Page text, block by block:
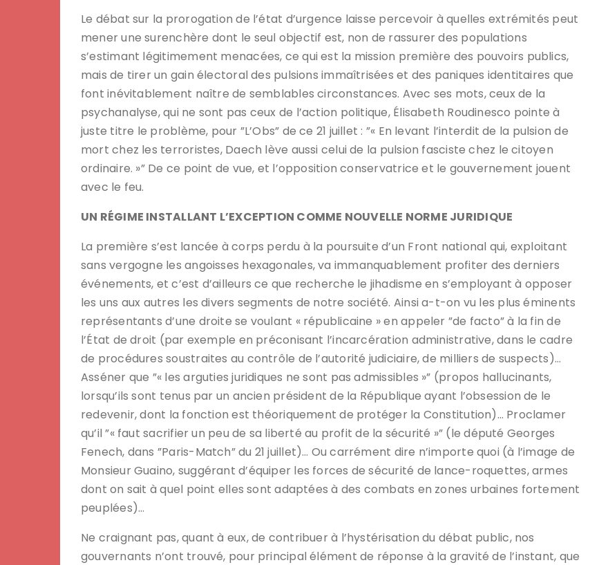
Le débat sur la prorogation de l’état d’urgence laisse percevoir à quelles extrémités peut
mener une surenchère dont le seul objectif est, non de rassurer des populations
s’estimant légitimement menacées, ce qui est la mission première des pouvoirs publics,
mais de tirer un gain électoral des pulsions immaîtrisées et des paniques identitaires que
font inévitablement naître de semblables circonstances. Avec ses mots, ceux de la
psychanalyse, qui ne sont pas ceux de l’action politique, Élisabeth Roudinesco pointe à
juste titre le problème, pour ”L’Obs” de ce 21 juillet : ”« En levant l’interdit de la pulsion de
mort chez les terroristes, Daech lève aussi celui de la pulsion fasciste chez le citoyen
ordinaire. »” De ce point de vue, et l’opposition conservatrice et le gouvernement jouent
avec le feu.
UN RÉGIME INSTALLANT L’EXCEPTION COMME NOUVELLE NORME JURIDIQUE
La première s’est lancée à corps perdu à la poursuite d’un Front national qui, exploitant
sans vergogne les angoisses hexagonales, va immanquablement profiter des derniers
événements, et c’est d’ailleurs ce que recherche le jihadisme en s’employant à opposer
les uns aux autres les divers segments de notre société. Ainsi a-t-on vu les plus éminents
représentants d’une droite se voulant « républicaine » en appeler ”de facto” à la fin de
l’État de droit (par exemple en préconisant l’incarcération administrative, dans le cadre
de procédures soustraites au contrôle de l’autorité judiciaire, de milliers de suspects)…
Asséner que ”« les arguties juridiques ne sont pas admissibles »” (propos hallucinants,
lorsqu’ils sont tenus par un ancien président de la République ayant l’obsession de le
redevenir, dont la fonction est théoriquement de protéger la Constitution)… Proclamer
qu’il ”« faut sacrifier un peu de sa liberté au profit de la sécurité »” (le député Georges
Fenech, dans ”Paris-Match” du 21 juillet)… Ou carrément dire n’importe quoi (à l’image de
Monsieur Guaino, suggérant d’équiper les forces de sécurité de lance-roquettes, armes
dont on sait à quel point elles sont adaptées à des combats en zones urbaines fortement
peuplées)…
Ne craignant pas, quant à eux, de contribuer à l’hystérisation du débat public, nos
gouvernants n’ont trouvé, pour principal élément de réponse à la gravité de l’instant, que